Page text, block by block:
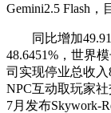
Gemini2.5 Flash，
同比增加
48.6451%，世界
司实现停业总收
NPC互动取玩家
7月发布Skywork-